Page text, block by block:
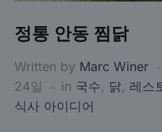
정통 안동 찜닭
Written by Marc Winer
24일
in 국수, 닭, 레스
식사 아이디어